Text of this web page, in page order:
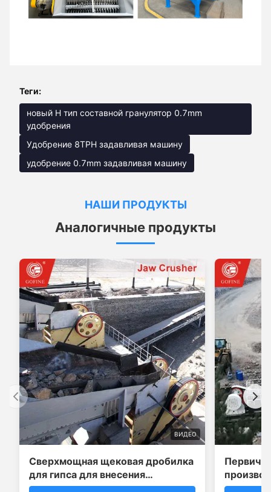
Теги:
новый Н тип составной гранулятор 0.7mm
удобрения
Удобрение 8TPH задавливая машину
удобрение 0.7mm задавливая машину
НАШИ ПРОДУКТЫ
Аналогичные продукты
ВИДЕО
Сверхмощная щековая дробилка
для гипса для внесения
изменений в почву